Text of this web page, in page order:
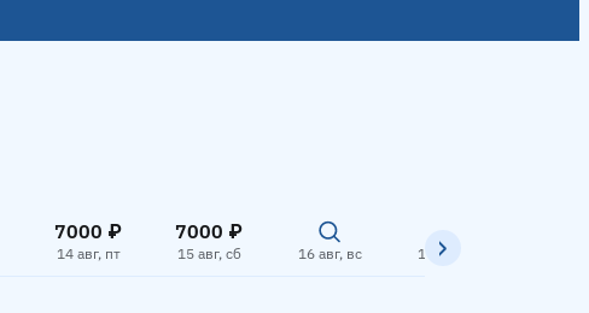
7000 ₽
14 авг, пт
7000 ₽
15 авг, сб 16 авг, вс 17 авг, пн